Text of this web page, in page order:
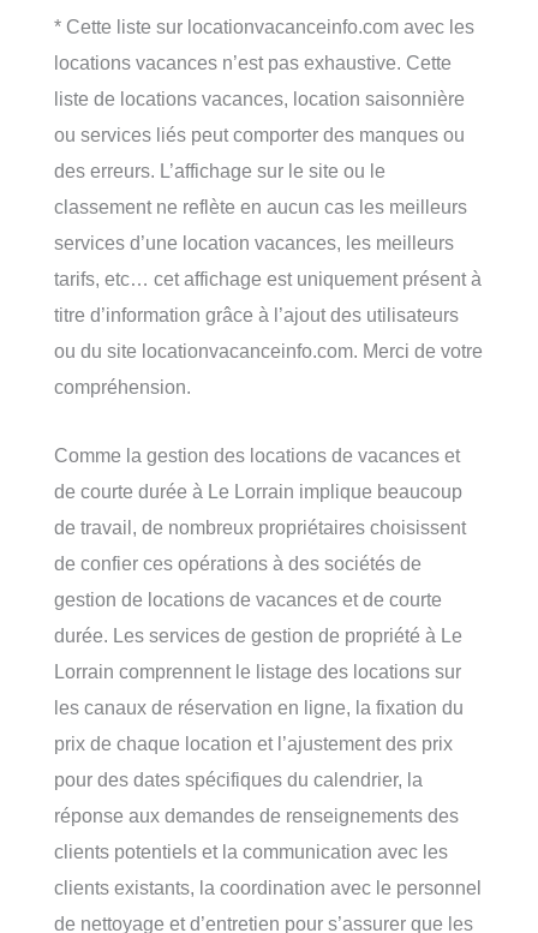
* Cette liste sur locationvacanceinfo.com avec les
locations vacances n’est pas exhaustive. Cette
liste de locations vacances, location saisonnière
ou services liés peut comporter des manques ou
des erreurs. L’affichage sur le site ou le
classement ne reflète en aucun cas les meilleurs
services d’une location vacances, les meilleurs
tarifs, etc… cet affichage est uniquement présent à
titre d’information grâce à l’ajout des utilisateurs
ou du site locationvacanceinfo.com. Merci de votre
compréhension.
Comme la gestion des locations de vacances et
de courte durée à Le Lorrain implique beaucoup
de travail, de nombreux propriétaires choisissent
de confier ces opérations à des sociétés de
gestion de locations de vacances et de courte
durée. Les services de gestion de propriété à Le
Lorrain comprennent le listage des locations sur
les canaux de réservation en ligne, la fixation du
prix de chaque location et l’ajustement des prix
pour des dates spécifiques du calendrier, la
réponse aux demandes de renseignements des
clients potentiels et la communication avec les
clients existants, la coordination avec le personnel
de nettoyage et d’entretien pour s’assurer que les